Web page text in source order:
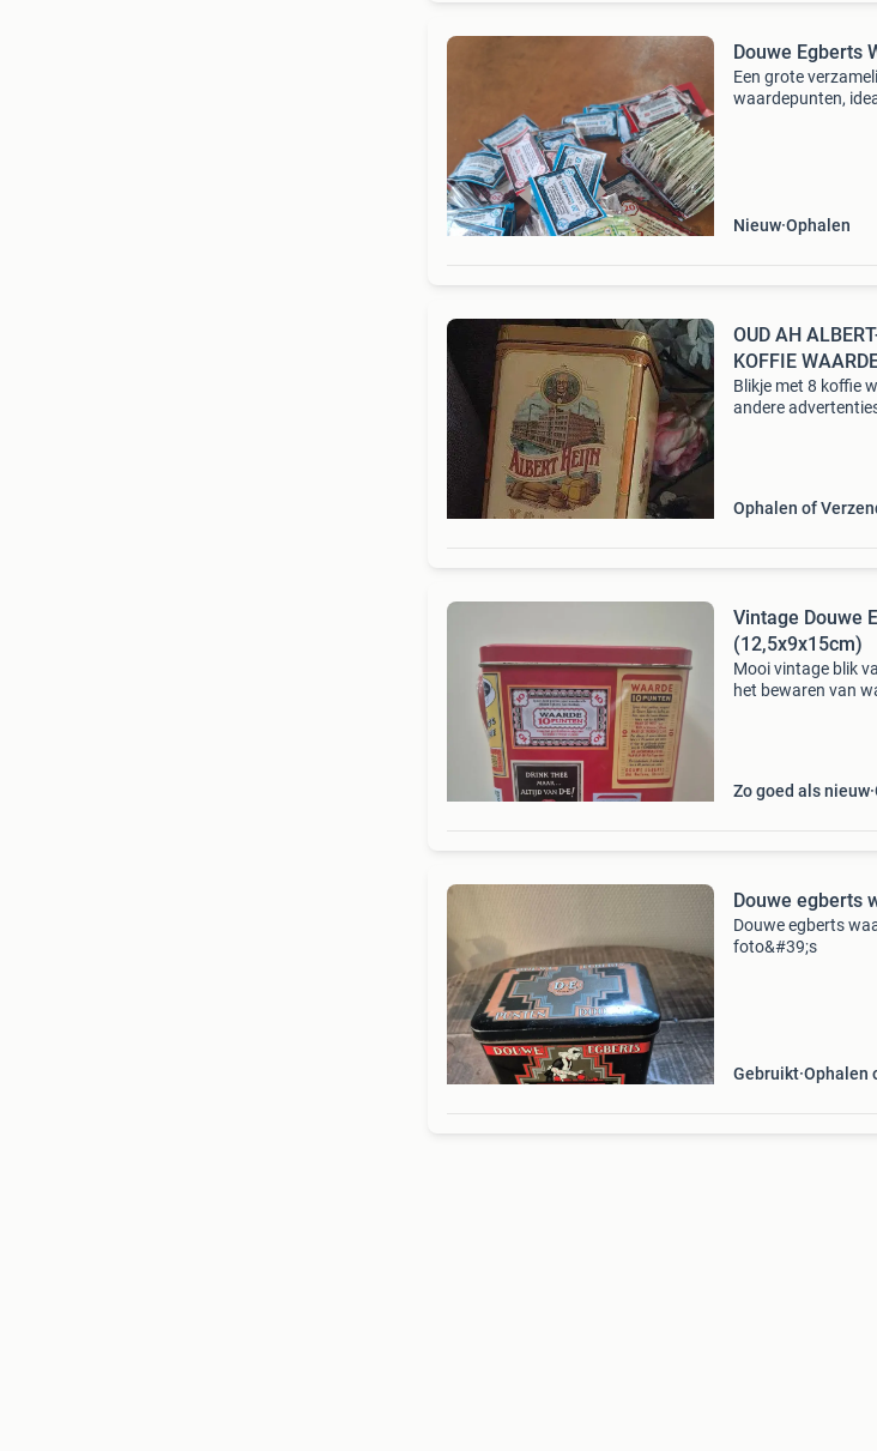
Douwe Egberts
Een grote
waardepunten,
Nieuw Ophalen
OUD AH
KOFFIE
Blikje met 8 koffie
andere
Ophalen of
Vintage Douwe
(12,5x9x15cm)
Mooi vintage blik
het bewaren van
Zo goed als nieuw
Douwe egberts
Douwe egberts
foto&#39;s
Gebruikt Ophalen